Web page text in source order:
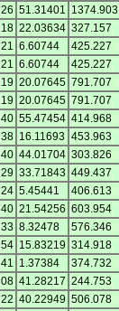
26 51.31401 1374.903
18 22.03634 327.157
21 6.60744 425.227
21 6.60744 425.227
19 20.07645 791.707
19 20.07645 791.707
40 55.47454 414.968
38 16.11693 453.963
40 44.01704 303.826
29 33.71843 449.437
24 5.45441 406.613
40 21.54256 603.954
33 8.32478 576.346
54 15.83219 314.918
41 1.37384 374.732
08 41.28217 244.753
22 40.22949 506.078